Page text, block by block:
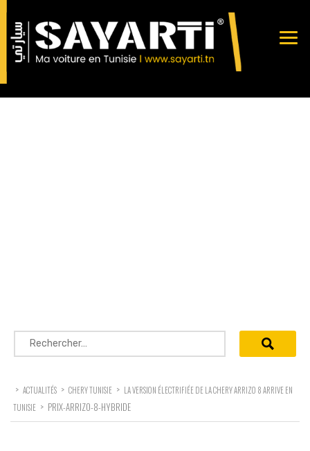
Rechercher :
> ACTUALITÉS > CHERY TUNISIE > LA VERSION ÉLECTRIFIÉE DE LA CHERY ARRIZO 8 ARRIVE EN
TUNISIE > PRIX-ARRIZO-8-HYBRIDE